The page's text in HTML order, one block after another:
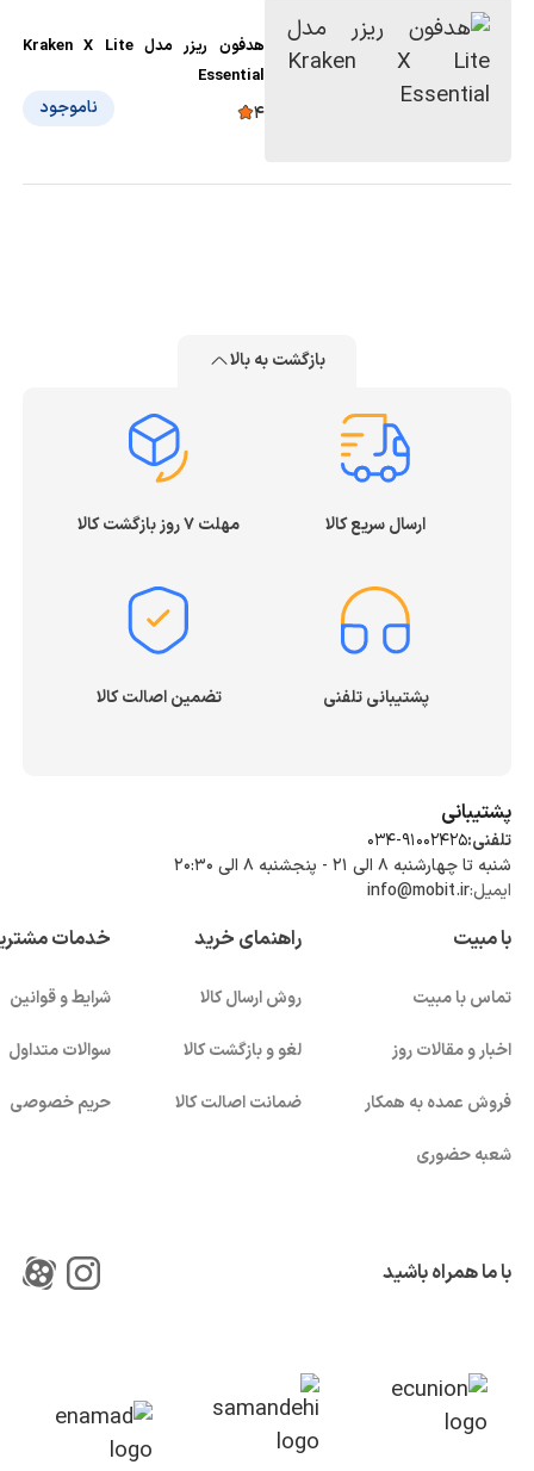
هدفون ریزر مدل Kraken X Lite
Essential
4 ناموجود
بازگشت به بالا
ارسال سریع کالا مهلت ۷ روز بازگشت کالا
پشتیبانی تلفنی تضمین اصالت کالا
پشتیبانی
تلفنی:034-91002425
شنبه تا چهارشنبه ۸ الی ۲۱ - پنجشنبه 8 الی ۲۰:۳۰
ایمیل:info@mobit.ir
با مبیت
تماس با مبیت
اخبار و مقالات روز
فروش عمده به همکار
شعبه حضوری
راهنمای خرید
روش ارسال کالا
لغو و بازگشت کالا
ضمانت اصالت کالا
خدمات
شرایط و قوانین
سوالات متداول
حریم خصوصی
با ما همراه باشید